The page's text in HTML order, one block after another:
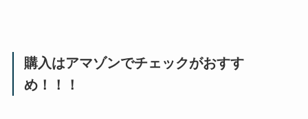
購入はアマゾンでチェックがおすす
め！！！